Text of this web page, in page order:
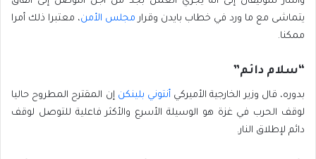
يتماشى مع ما ورد في خطاب بايدن وقرار مجلس الأمن، معتبرا ذلك أمرا
ممكنا.
“سلام دائم”
بدوره، قال وزير الخارجية الأميركي أنتوني بلينكن إن المقترح المطروح حاليا
لوقف الحرب في غزة هو الوسيلة الأسرع والأكثر فاعلية للتوصل لوقف
دائم لإطلاق النار.